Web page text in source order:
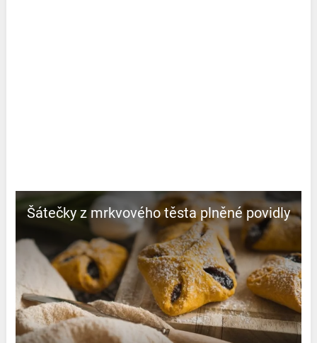
Šátečky z mrkvového těsta plněné povidly